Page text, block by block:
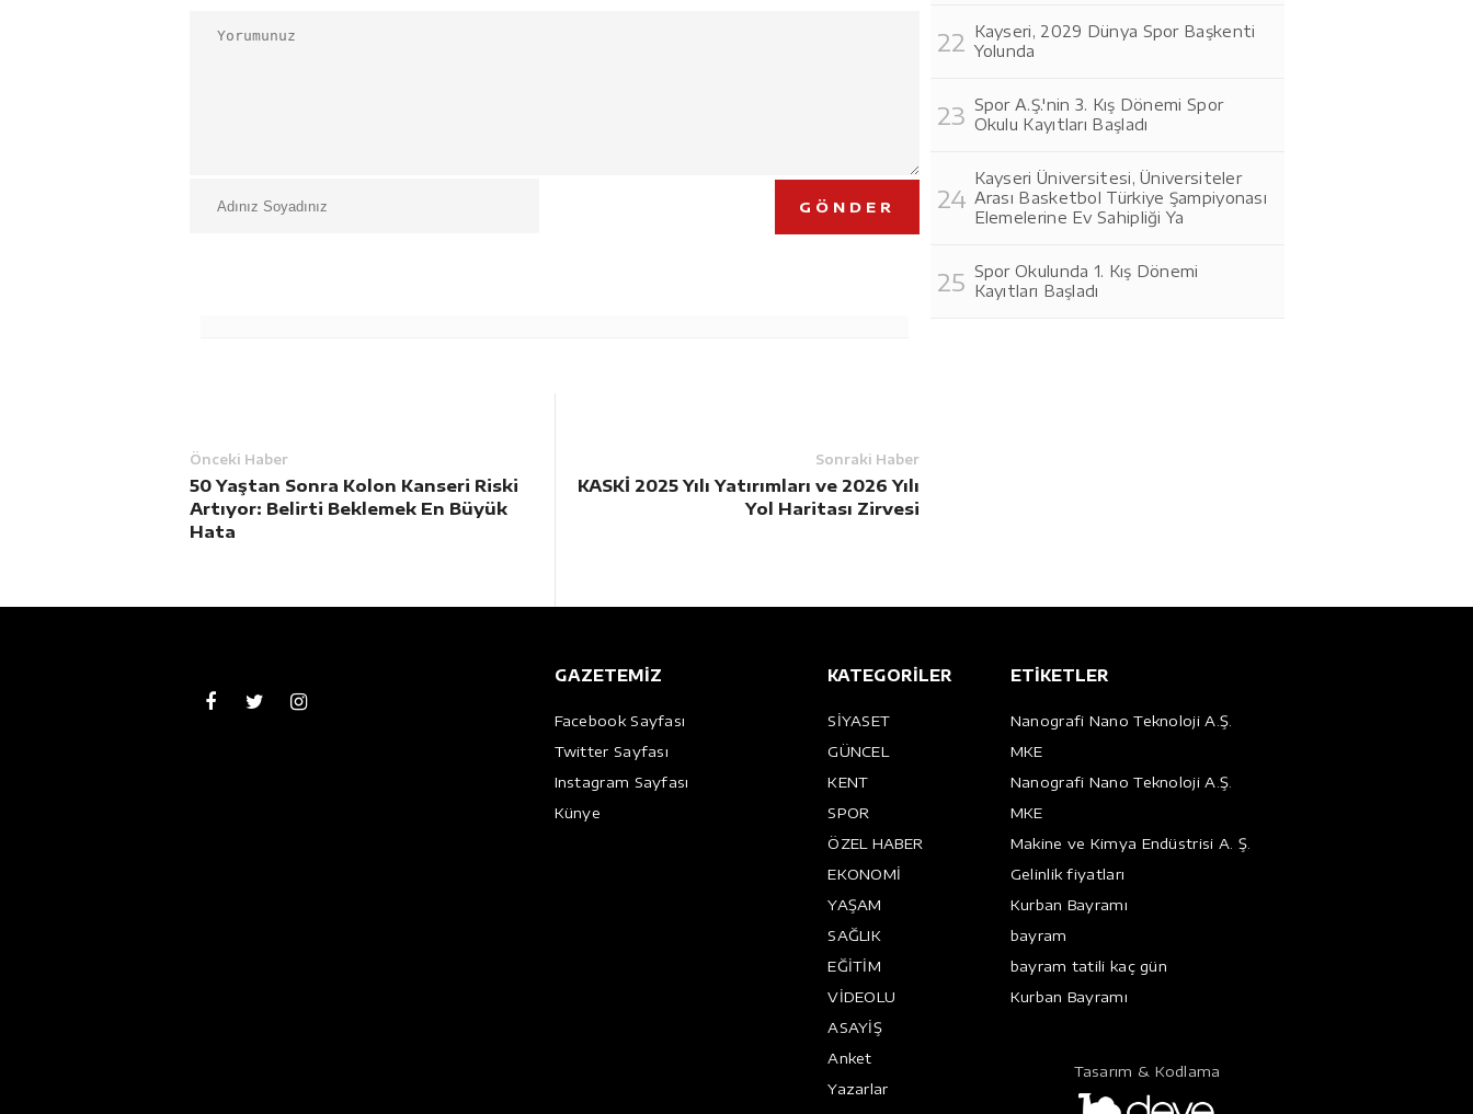
GÖNDER
Önceki Haber
50 Yaştan Sonra Kolon Kanseri Riski
Artıyor: Belirti Beklemek En Büyük
Hata
Sonraki Haber
KASKİ 2025 Yılı Yatırımları ve 2026 Yılı
Yol Haritası Zirvesi
Kayseri, 2029 Dünya Spor Başkenti
Yolunda
Spor A.Ş.'nin 3. Kış Dönemi Spor
Okulu Kayıtları Başladı
Kayseri Üniversitesi, Üniversiteler
Arası Basketbol Türkiye Şampiyonası
Elemelerine Ev Sahipliği Ya
Spor Okulunda 1. Kış Dönemi
Kayıtları Başladı
GAZETEMİZ
Facebook Sayfası
Twitter Sayfası
Instagram Sayfası
Künye
KATEGORİLER
SİYASET
GÜNCEL
KENT
SPOR
ÖZEL HABER
EKONOMİ
YAŞAM
SAĞLIK
EĞİTİM
VİDEOLU
ASAYİŞ
Anket
Yazarlar
ETİKETLER
Nanografi Nano Teknoloji A.Ş.
MKE
Nanografi Nano Teknoloji A.Ş.
MKE
Makine ve Kimya Endüstrisi A. Ş.
Gelinlik fiyatları
Kurban Bayramı
bayram
bayram tatili kaç gün
Kurban Bayramı
Tasarım & Kodlama